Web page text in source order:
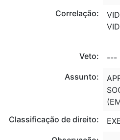
Correlação:
Veto:
---
Assunto:
Classificação de direito: